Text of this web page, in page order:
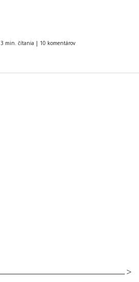
3 min. čítania | 10 komentárov